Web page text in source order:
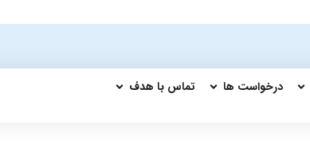
درخواست ها تماس با هدف